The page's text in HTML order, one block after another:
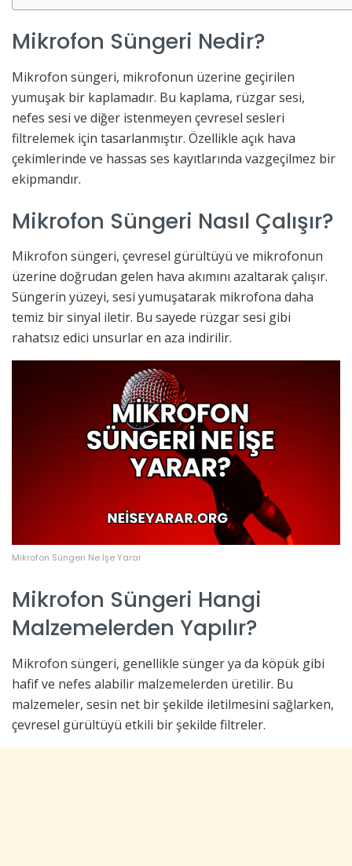
Mikrofon Süngeri Nedir?
Mikrofon süngeri, mikrofonun üzerine geçirilen
yumuşak bir kaplamadır. Bu kaplama, rüzgar sesi,
nefes sesi ve diğer istenmeyen çevresel sesleri
filtrelemek için tasarlanmıştır. Özellikle açık hava
çekimlerinde ve hassas ses kayıtlarında vazgeçilmez bir
ekipmandır.
Mikrofon Süngeri Nasıl Çalışır?
Mikrofon süngeri, çevresel gürültüyü ve mikrofonun
üzerine doğrudan gelen hava akımını azaltarak çalışır.
Süngerin yüzeyi, sesi yumuşatarak mikrofona daha
temiz bir sinyal iletir. Bu sayede rüzgar sesi gibi
rahatsız edici unsurlar en aza indirilir.
Mikrofon Süngeri Ne İşe Yarar
Mikrofon Süngeri Hangi
Malzemelerden Yapılır?
Mikrofon süngeri, genellikle sünger ya da köpük gibi
hafif ve nefes alabilir malzemelerden üretilir. Bu
malzemeler, sesin net bir şekilde iletilmesini sağlarken,
çevresel gürültüyü etkili bir şekilde filtreler.